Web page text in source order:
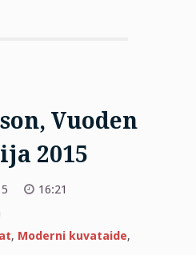
Vuoden
2015
16:21
Andersson,
Vuoden
, Moderni kuvataide,